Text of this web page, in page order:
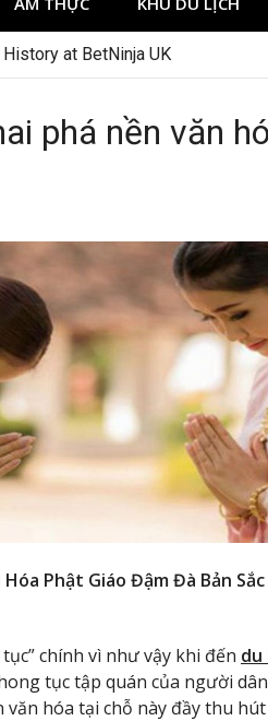
at BetNinja UK
phá nền văn
Phật Giáo Đậm Đà Bản Sắc
chính vì như vậy khi đến du
tục tập quán của người
hóa tại chỗ này đầy thu